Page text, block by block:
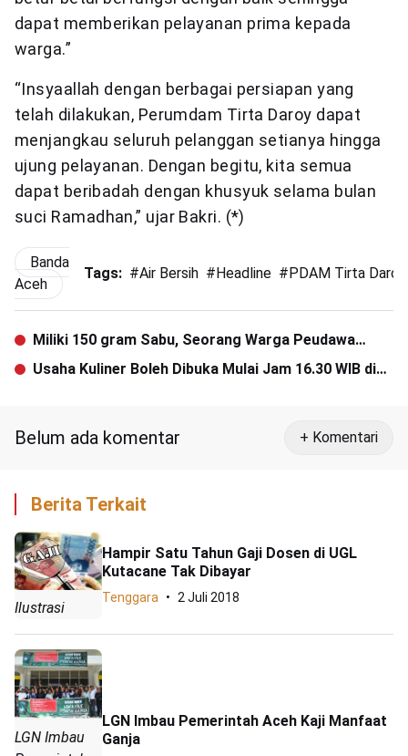
dapat memberikan pelayanan prima kepada
warga.”
“Insyaallah dengan berbagai persiapan yang
telah dilakukan, Perumdam Tirta Daroy dapat
menjangkau seluruh pelanggan setianya hingga
ujung pelayanan. Dengan begitu, kita semua
dapat beribadah dengan khusyuk selama bulan
suci Ramadhan,” ujar Bakri. (*)
Banda
Aceh
Tags: #Air Bersih #Headline #PDAM Tirta Daroy
Miliki 150 gram Sabu, Seorang Warga Peudawa
Ditangkap Polisi
Usaha Kuliner Boleh Dibuka Mulai Jam 16.30 WIB di
Belum ada komentar + Komentari
Berita Terkait
Ilustrasi
Hampir Satu Tahun Gaji Dosen di UGL
Kutacane Tak Dibayar
Tenggara 2 Juli 2018
LGN Imbau
LGN Imbau Pemerintah Aceh Kaji Manfaat
Ganja